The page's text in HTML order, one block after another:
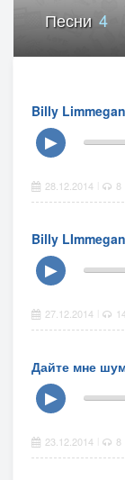
Песни 4
Billy
▶
28.12.2014 8
Billy
▶
27.12.2014
Дайте мне
▶
23.12.2014 8